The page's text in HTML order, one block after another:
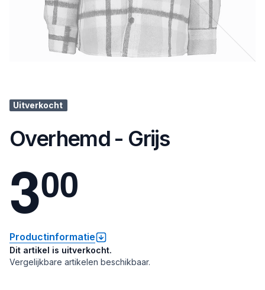
Uitverkocht
Overhemd - Grijs
300
Productinformatie
Dit artikel is uitverkocht.
Vergelijkbare artikelen beschikbaar.